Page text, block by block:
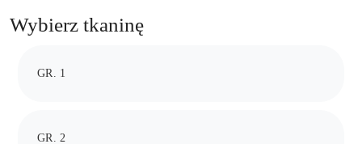
Wybierz tkaninę
GR. 1
GR. 2